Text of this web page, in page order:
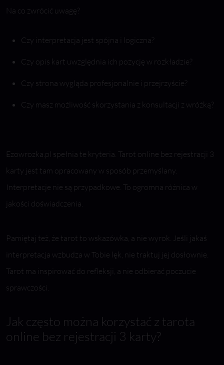
Na co zwrócić uwagę?
Czy interpretacja jest spójna i logiczna?
Czy opis kart uwzględnia ich pozycję w rozkładzie?
Czy strona wygląda profesjonalnie i przejrzyście?
Czy masz możliwość skorzystania z konsultacji z wróżką?
Ezowrozka.pl spełnia te kryteria. Tarot online bez rejestracji 3
karty jest tam opracowany w sposób przemyślany.
Interpretacje nie są przypadkowe. To ogromna różnica w
jakości doświadczenia.
Pamiętaj też, że tarot to wskazówka, a nie wyrok. Jeśli jakaś
interpretacja wzbudza w Tobie lęk, nie traktuj jej dosłownie.
Tarot ma inspirować do refleksji, a nie odbierać poczucie
sprawczości.
Jak często można korzystać z tarota
online bez rejestracji 3 karty?